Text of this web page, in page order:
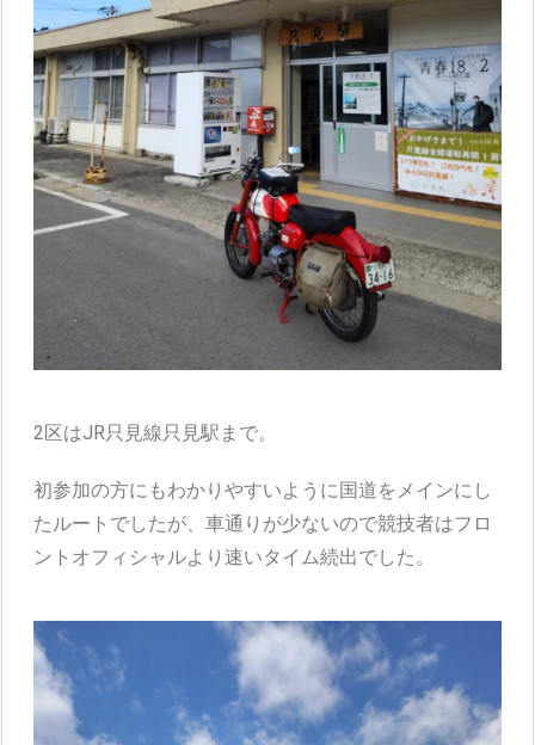
2区はJR只見線只見駅まで。
初参加の方にもわかりやすいように国道をメインにし
たルートでしたが、車通りが少ないので競技者はフロ
ントオフィシャルより速いタイム続出でした。